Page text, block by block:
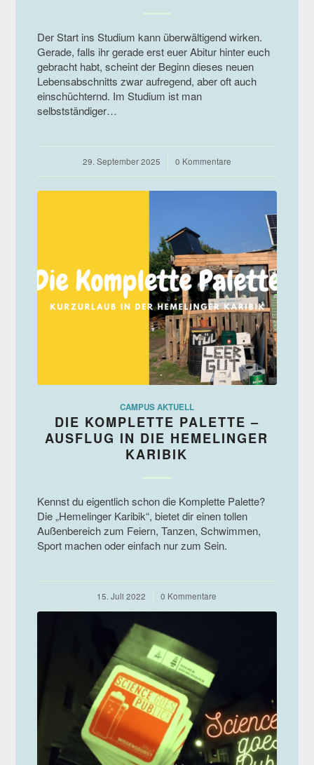
Der Start ins Studium kann überwältigend wirken.
Gerade, falls ihr gerade erst euer Abitur hinter euch
gebracht habt, scheint der Beginn dieses neuen
Lebensabschnitts zwar aufregend, aber oft auch
einschüchternd. Im Studium ist man
selbstständiger…
29. September 2025
/ 0 Kommentare
CAMPUS AKTUELL
DIE KOMPLETTE PALETTE –
AUSFLUG IN DIE HEMELINGER
KARIBIK
Kennst du eigentlich schon die Komplette Palette?
Die „Hemelinger Karibik“, bietet dir einen tollen
Außenbereich zum Feiern, Tanzen, Schwimmen,
Sport machen oder einfach nur zum Sein.
15. Juli 2022 0 Kommentare